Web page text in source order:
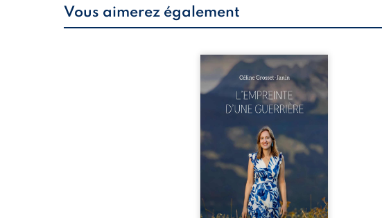
Vous aimerez également
Que reste-t-il de l’enfance
lorsque la maladie impose ses
propres règles ? L’empreinte
d’une guerrière livre, sans
détour, le récit d’un quotidien
bouleversé par la maladie
chronique, l’errance médicale
et de longues hospitalisations.
L’auteure y raconte ce que les
dossiers médicaux taisent : la
peur, l’isolement, l’épuisement
et le sentiment de ne pas ...